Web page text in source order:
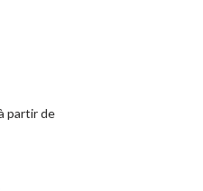
partir de